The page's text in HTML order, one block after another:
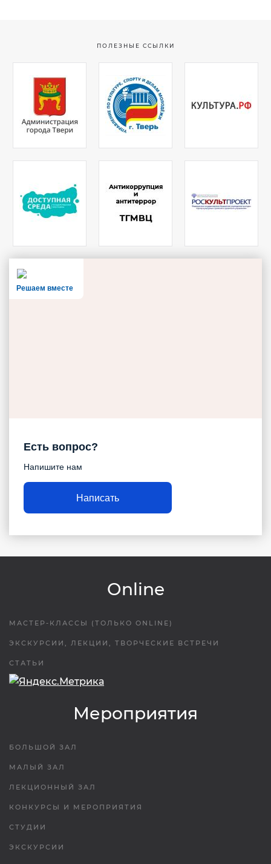
ПОЛЕЗНЫЕ ССЫЛКИ
Решаем вместе
Есть вопрос?
Напишите нам
Написать
Online
МАСТЕР-КЛАССЫ (ТОЛЬКО ONLINE)
ЭКСКУРСИИ, ЛЕКЦИИ, ТВОРЧЕСКИЕ ВСТРЕЧИ
СТАТЬИ
Мероприятия
БОЛЬШОЙ ЗАЛ
МАЛЫЙ ЗАЛ
ЛЕКЦИОННЫЙ ЗАЛ
КОНКУРСЫ И МЕРОПРИЯТИЯ
СТУДИИ
ЭКСКУРСИИ